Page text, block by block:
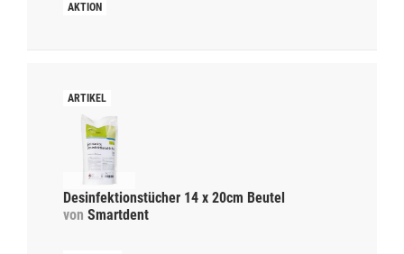
Desinfektionstücher 14 x 20cm Beutel
von Smartdent